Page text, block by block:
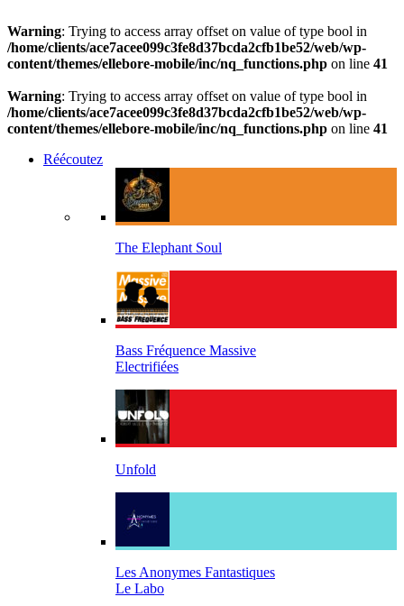
Warning: Trying to access array offset on value of type bool in
/home/clients/ace7acee099c3fe8d37bcda2cfb1be52/web/wp-
content/themes/ellebore-mobile/inc/nq_functions.php on line 41
Warning: Trying to access array offset on value of type bool in
/home/clients/ace7acee099c3fe8d37bcda2cfb1be52/web/wp-
content/themes/ellebore-mobile/inc/nq_functions.php on line 41
Réécoutez
The Elephant Soul
Bass Fréquence Massive
Electrifiées
Unfold
Les Anonymes Fantastiques
Le Labo